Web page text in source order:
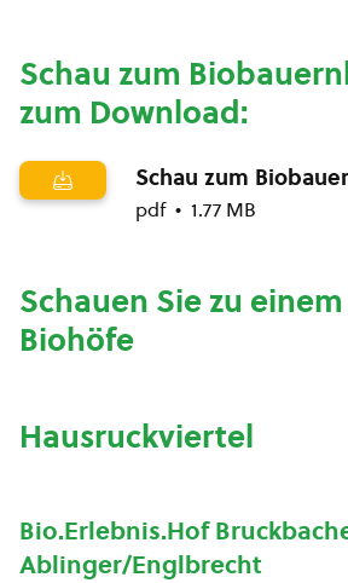
Schau zum
zum Download:
Schau zum
pdf 1.77 MB
Schauen Sie zu
Biohöfe
Hausruckviertel
Bio.Erlebnis.Hof
Ablinger/Englbrecht